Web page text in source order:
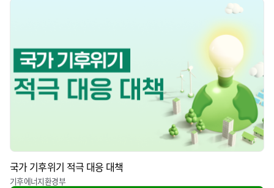
국가 기후위기 적극 대응 대책
기후에너지환경부